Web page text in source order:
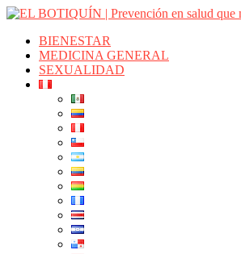
BIENESTAR
MEDICINA GENERAL
SEXUALIDAD